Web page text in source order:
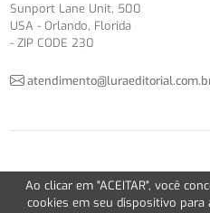
Sunport Lane Unit, 500
USA - Orlando, Florida
- ZIP CODE 230
© Copyright 2012-2026
Ao clicar em "ACEITAR", você
cookies em seu dispositivo para